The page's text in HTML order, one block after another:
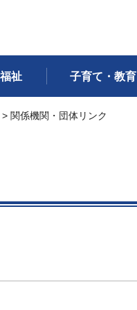
祉 子育て・教育
> 関係機関・団体リンク